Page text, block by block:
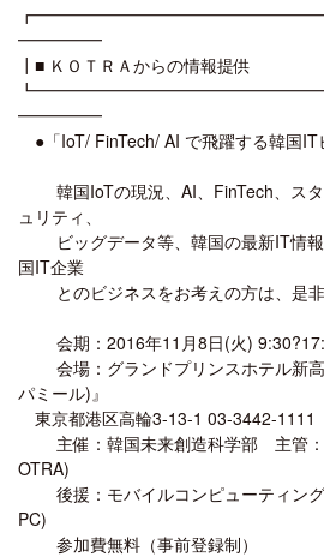
━━━━━
┃■ ＫＯＴＲＡからの情報提供
━━━━━
●「IoT/ FinTech/ AI で飛躍する韓国IT
韓国IoTの現況、AI、FinTech、スタ
ュリティ、
ビッグデータ等、韓国の最新IT情報
国IT企業
とのビジネスをお考えの方は、是非
会期：2016年11月8日(火)
会場：グランドプリンスホテル新高
パミール)』
東京都港区高輪3-13-1 03-3442-1111
主催：韓国未来創造科学部 主管：
OTRA)
後援：モバイルコンピューティング
PC)
参加費無料（事前登録制）